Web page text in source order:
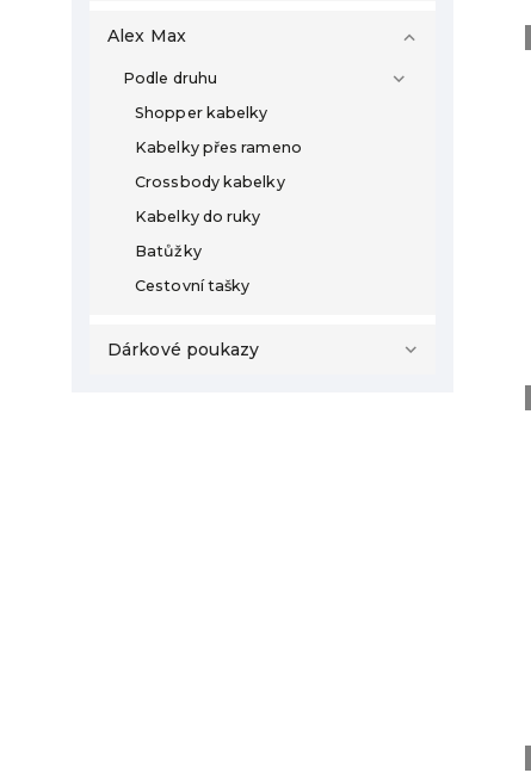
Alex Max
Podle druhu
Shopper kabelky
Kabelky přes rameno
Crossbody kabelky
Kabelky do ruky
Batůžky
Cestovní tašky
Dárkové poukazy